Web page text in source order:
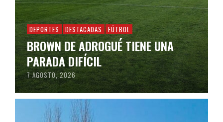
DEPORTES DESTACADAS FÚTBOL
BROWN DE ADROGUÉ TIENE UNA
PARADA DIFÍCIL
7 AGOSTO, 2026